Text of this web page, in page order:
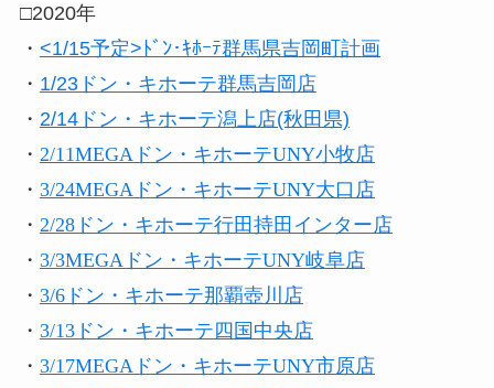
□2020年
・ <1/15予定>ﾄﾞﾝ･ｷﾎｰﾃ群馬県吉岡町計画
・ 1/23ドン・キホーテ群馬吉岡店
・ 2/14ドン・キホーテ潟上店(秋田県)
・ 2/11MEGAドン・キホーテUNY小牧店
・ 3/24MEGAドン・キホーテUNY大口店
・ 2/28ドン・キホーテ行田持田インター店
・ 3/3MEGAドン・キホーテUNY岐阜店
・ 3/6ドン・キホーテ那覇壺川店
・ 3/13ドン・キホーテ四国中央店
・ 3/17MEGAドン・キホーテUNY市原店